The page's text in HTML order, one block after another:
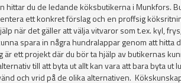
hittar du de ledande köksbutikerna i Munkfors.
ett konkret förslag och en proffsig
när det gäller att välja vitvaror som t.ex. kyl,
spara in några hundralappar genom att
ett projekt där du bör ta hjälp av butikernas
till att byta ut allt kan vara att bara byta
och vrid på de olika alternativen.